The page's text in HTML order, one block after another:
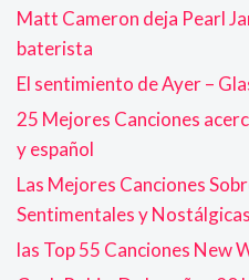
Matt Cameron deja Pearl
baterista
El sentimiento de Ayer –
25 Mejores Canciones
y español
Las Mejores Canciones
Sentimentales y Nostálgicas
las Top 55 Canciones New